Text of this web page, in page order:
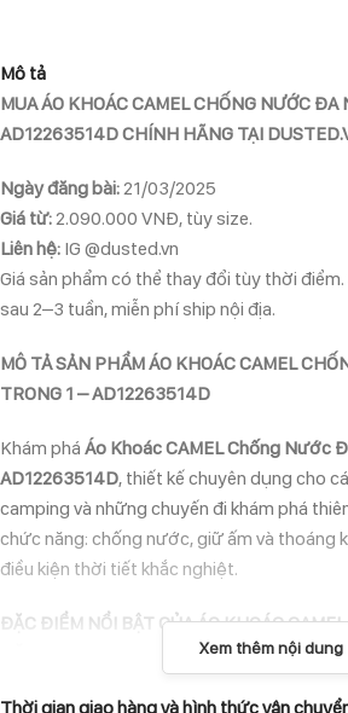
Mô tả
MUA ÁO KHOÁC CAMEL CHỐNG NƯỚC ĐA
AD12263514D CHÍNH HÃNG TẠI
Ngày đăng bài:21/03/2025
Giá từ:2.090.000 VNĐ, tùy size.
Liên hệ: IG @dusted.vn
Giá sản phẩm có thể thay đổi tùy thời
sau 2–3 tuần, miễn phí ship nội địa.
MÔ TẢ SẢN PHẨM ÁO KHOÁC CAMEL
TRONG 1 – AD12263514D
Khám phá Áo Khoác CAMEL Chống Nước
AD12263514D, thiết kế chuyên dụng cho
camping và những chuyến đi khám phá
chức năng: chống nước, giữ ấm và thoáng
điều kiện thời tiết khắc nghiệt.
ĐẶC ĐIỂM NỔI BẬT CỦA ÁO KHOÁC
Chất liệu cao cấp:Vải ngoài chống nước
Xem thêm nội dung
Thời gian giao hàng và hình thức vận